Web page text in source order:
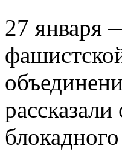
27 января